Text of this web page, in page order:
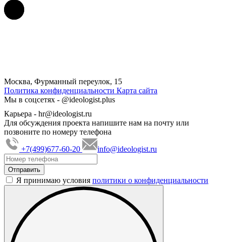
Москва, Фурманный переулок, 15
Политика конфиденциальности Карта сайта
Мы в соцсетях - @ideologist.plus
Карьера - hr@ideologist.ru
Для обсуждения проекта напишите нам на почту или
позвоните по номеру телефона
+7(499)677-60-20
info@ideologist.ru
Я принимаю условия политики о конфиденциальности